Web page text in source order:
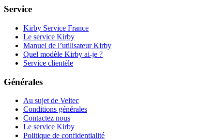
Service
Kirby Service France
Le service Kirby
Manuel de l’utilisateur Kirby
Quel modèle Kirby ai-je ?
Service clientèle
Générales
Au sujet de Veltec
Conditions générales
Contactez nous
Le service Kirby
Politique de confidentialité